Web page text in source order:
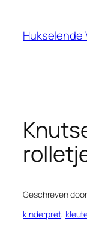
Hukselende
Geschreven door
kinderpret,